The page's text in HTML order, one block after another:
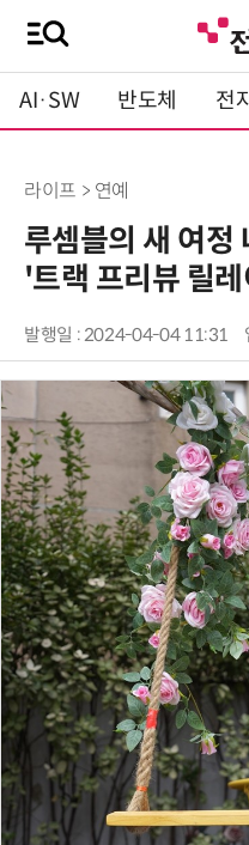
AI·SW 반도체 전
라이프 > 연예
루셈블의 새 여
'트랙 프리뷰 릴
발행일 : 2024-04-04 11:31